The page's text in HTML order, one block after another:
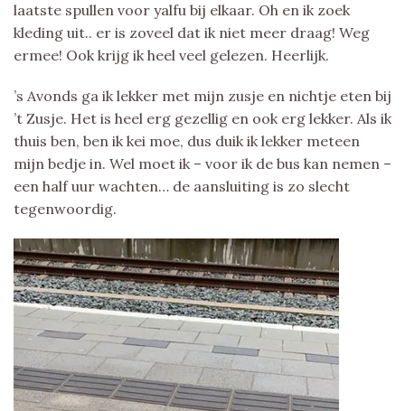
laatste spullen voor yalfu bij elkaar. Oh en ik zoek
kleding uit.. er is zoveel dat ik niet meer draag! Weg
ermee! Ook krijg ik heel veel gelezen. Heerlijk.
’s Avonds ga ik lekker met mijn zusje en nichtje eten bij
’t Zusje. Het is heel erg gezellig en ook erg lekker. Als ik
thuis ben, ben ik kei moe, dus duik ik lekker meteen
mijn bedje in. Wel moet ik – voor ik de bus kan nemen –
een half uur wachten… de aansluiting is zo slecht
tegenwoordig.